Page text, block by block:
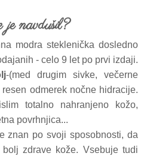
je navdušil?
modra steklenička dosledno
- celo 9 let po prvi izdaji.
-(med drugim sivke, večerne
odmerek nočne hidracije.
totalno nahranjeno kožo,
povrhnjica...
znan po svoji sposobnosti, da
zdrave kože. Vsebuje tudi